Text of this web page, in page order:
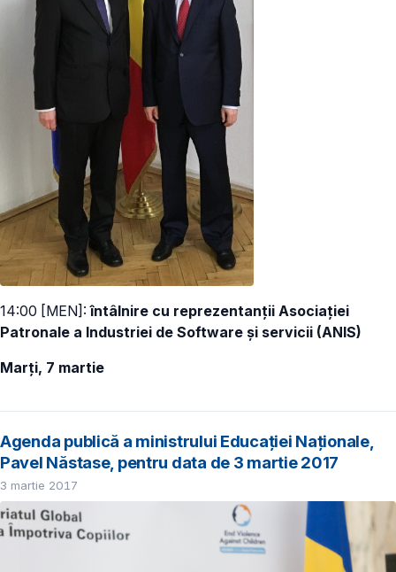
14:00 [MEN]: întâlnire cu reprezentanții Asociației
Patronale a Industriei de Software și servicii (ANIS)
Marți, 7 martie
Agenda publică a ministrului Educației Naționale,
Pavel Năstase, pentru data de 3 martie 2017
3 martie 2017